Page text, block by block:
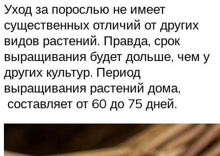
Уход за порослью не имеет
существенных отличий от других
видов растений. Правда, срок
выращивания будет дольше, чем у
других культур. Период
выращивания растений дома,
составляет от 60 до 75 дней.